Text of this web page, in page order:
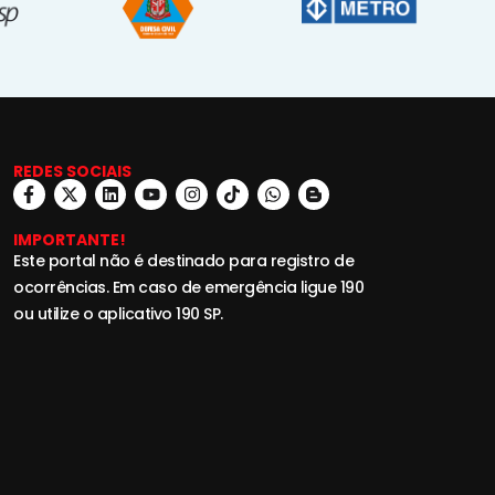
REDES SOCIAIS
IMPORTANTE!
Este portal não é destinado para registro de
ocorrências. Em caso de emergência ligue 190
ou utilize o aplicativo 190 SP.